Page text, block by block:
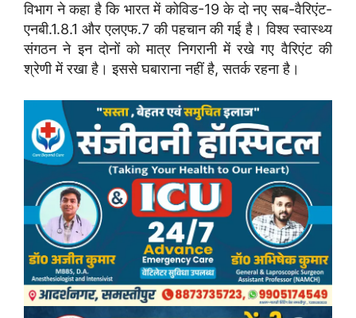
विभाग ने कहा है कि भारत में कोविड-19 के दो नए सब-वैरिएंट-
एनबी.1.8.1 और एलएफ.7 की पहचान की गई है। विश्व स्वास्थ्य
संगठन ने इन दोनों को मात्र निगरानी में रखे गए वैरिएंट की
श्रेणी में रखा है। इससे घबाराना नहीं है, सतर्क रहना है।